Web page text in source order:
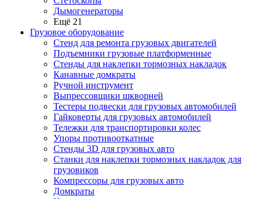
Дымогенераторы
Ещё 21
Грузовое оборудование
Стенд для ремонта грузовых двигателей
Подъемники грузовые платформенные
Стенды для наклепки тормозных накладок
Канавные домкраты
Ручной инструмент
Выпрессовщики шкворней
Тестеры подвески для грузовых автомобилей
Гайковерты для грузовых автомобилей
Тележки для транспортировки колес
Упоры противооткатные
Стенды 3D для грузовых авто
Станки для наклепки тормозных накладок для
грузовиков
Компрессоры для грузовых авто
Домкраты